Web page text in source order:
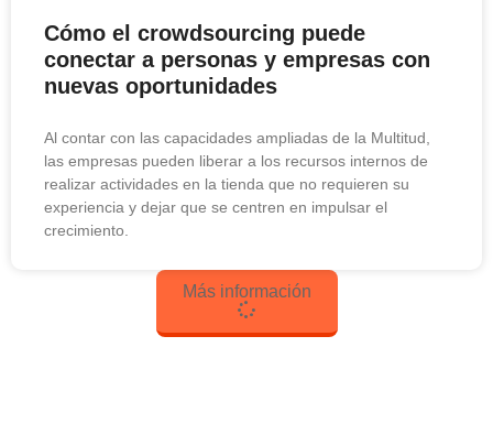
Cómo el crowdsourcing puede
conectar a personas y empresas con
nuevas oportunidades
Al contar con las capacidades ampliadas de la Multitud,
las empresas pueden liberar a los recursos internos de
realizar actividades en la tienda que no requieren su
experiencia y dejar que se centren en impulsar el
crecimiento.
Más información